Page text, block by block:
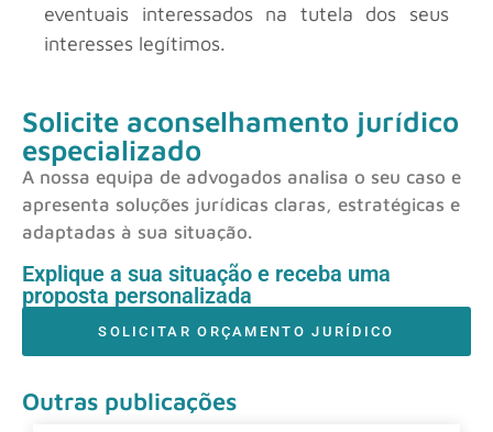
eventuais interessados na tutela dos seus
interesses legítimos.
Solicite aconselhamento jurídico
especializado
A nossa equipa de advogados analisa o seu caso e
apresenta soluções jurídicas claras, estratégicas e
adaptadas à sua situação.
Explique a sua situação e receba uma
proposta personalizada
SOLICITAR ORÇAMENTO JURÍDICO
Outras publicações